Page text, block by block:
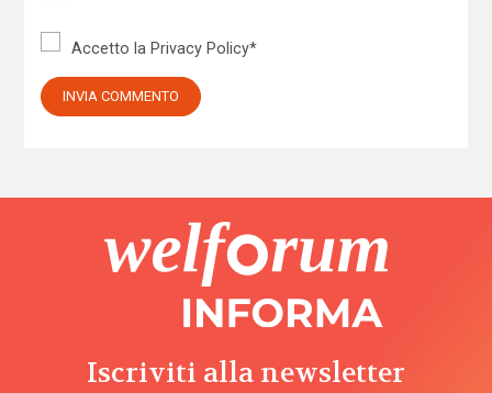
Accetto la Privacy Policy*
Iscriviti alla newsletter